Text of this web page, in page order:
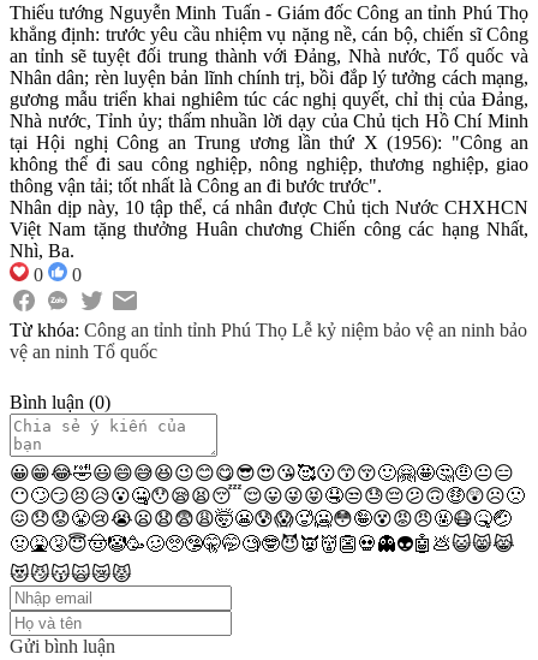
Thiếu tướng Nguyễn Minh Tuấn - Giám đốc Công an tỉnh Phú Thọ
khẳng định: trước yêu cầu nhiệm vụ nặng nề, cán bộ, chiến sĩ Công
an tỉnh sẽ tuyệt đối trung thành với Đảng, Nhà nước, Tổ quốc và
Nhân dân; rèn luyện bản lĩnh chính trị, bồi đắp lý tưởng cách mạng,
gương mẫu triển khai nghiêm túc các nghị quyết, chỉ thị của Đảng,
Nhà nước, Tỉnh ủy; thấm nhuần lời dạy của Chủ tịch Hồ Chí Minh
tại Hội nghị Công an Trung ương lần thứ X (1956): "Công an
không thể đi sau công nghiệp, nông nghiệp, thương nghiệp, giao
thông vận tải; tốt nhất là Công an đi bước trước".
Nhân dịp này, 10 tập thể, cá nhân được Chủ tịch Nước CHXHCN
Việt Nam tặng thưởng Huân chương Chiến công các hạng Nhất,
Nhì, Ba.
0
0
Từ khóa: Công an tỉnh tỉnh Phú Thọ Lễ kỷ niệm bảo vệ an ninh bảo
vệ an ninh Tổ quốc
Bình luận (0)
😀😁😂🤣😃😄😅😆😉😊😋😎😍😘🥰😗😙😚🙂🤗🤩🤔🤨😐😑
😶🙄😏😣😥😮🤐😯😪😫😴😌😛😜😝🤤😒😓😔😕🙃🤑😲☹️🙁
😖😞😟😤😢😭😦😧😨😩🤯😬😰😱🥵🥶😳🤪😵😡😠🤬😷🤒🤕
🤢🤮🤧😇🤠🤡🥳🥴🥺🤥🤫🤭🧐🤓😈👿👹👺💀👻👽🤖 💩😺😸😹
😻😼😽🙀😿😾
Gửi bình luận